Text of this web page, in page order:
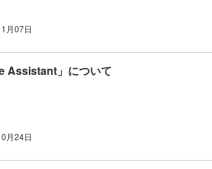
月07日
Assistant」について
月24日